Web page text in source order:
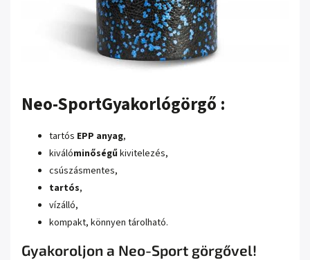
Neo-SportGyakorlógörgő :
tartós EPP anyag,
kiválóminőségű kivitelezés,
csúszásmentes,
tartós,
vízálló,
kompakt, könnyen tárolható.
Gyakoroljon a Neo-Sport görgővel!